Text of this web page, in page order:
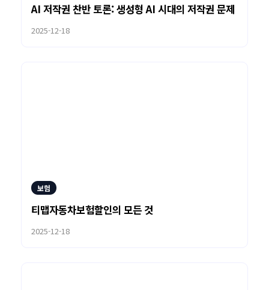
AI 저작권 찬반 토론: 생성형 AI 시대의 저작권 문제
2025-12-18
보험
티맵자동차보험할인의 모든 것
2025-12-18